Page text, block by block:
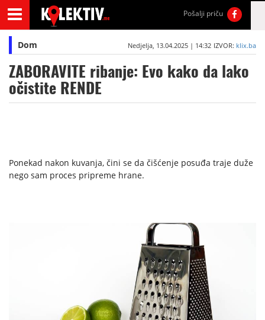
Pošalji priču
Dom Nedjelja, 13.04.2025 | 14:32 IZVOR: klix.ba
ZABORAVITE ribanje: Evo kako da lako
očistite RENDE
Ponekad nakon kuvanja, čini se da čišćenje posuđa traje duže
nego sam proces pripreme hrane.